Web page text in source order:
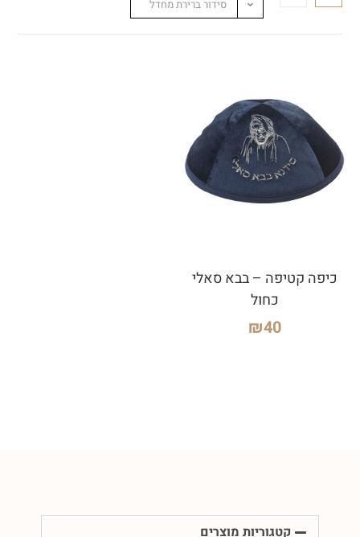
סידור ברירת מחדל
כיפה קטיפה – בבא סאלי
כחול
₪40
קטגוריות מוצרים